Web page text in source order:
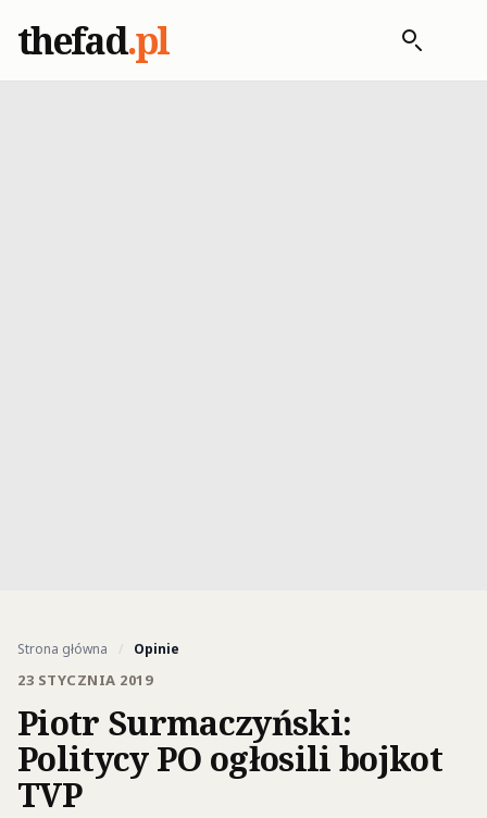
thefad.pl
Strona główna / Opinie
23 STYCZNIA 2019
Piotr Surmaczyński:
Politycy PO ogłosili bojkot
TVP